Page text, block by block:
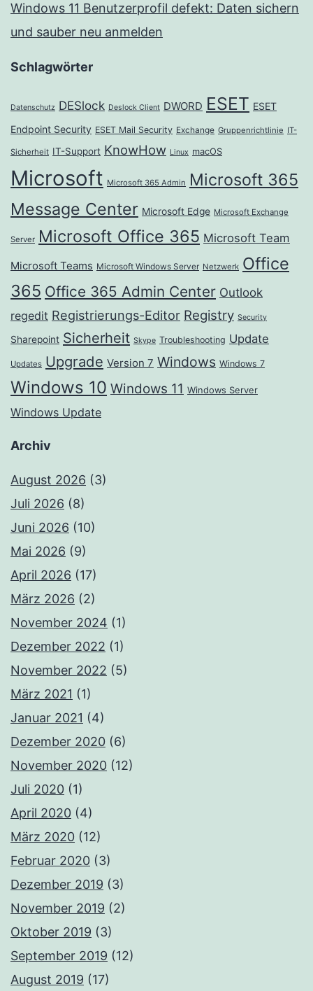
Windows 11 Benutzerprofil defekt: Daten sichern
und sauber neu anmelden
Schlagwörter
Datenschutz DESlock Deslock Client DWORD ESET ESET
Endpoint Security ESET Mail Security Exchange Gruppenrichtlinie IT-
Sicherheit IT-Support KnowHow Linux macOS
Microsoft Microsoft 365 Admin Microsoft 365
Message Center Microsoft Edge Microsoft Exchange
Server Microsoft Office 365 Microsoft Team
Microsoft Teams Microsoft Windows Server Netzwerk Office
365 Office 365 Admin Center Outlook
regedit Registrierungs-Editor Registry Security
Sharepoint Sicherheit Skype Troubleshooting Update
Updates Upgrade Version 7 Windows Windows 7
Windows 10 Windows 11 Windows Server
Windows Update
Archiv
August 2026 (3)
Juli 2026 (8)
Juni 2026 (10)
Mai 2026 (9)
April 2026 (17)
März 2026 (2)
November 2024 (1)
Dezember 2022 (1)
November 2022 (5)
März 2021 (1)
Januar 2021 (4)
Dezember 2020 (6)
November 2020 (12)
Juli 2020 (1)
April 2020 (4)
März 2020 (12)
Februar 2020 (3)
Dezember 2019 (3)
November 2019 (2)
Oktober 2019 (3)
September 2019 (12)
August 2019 (17)